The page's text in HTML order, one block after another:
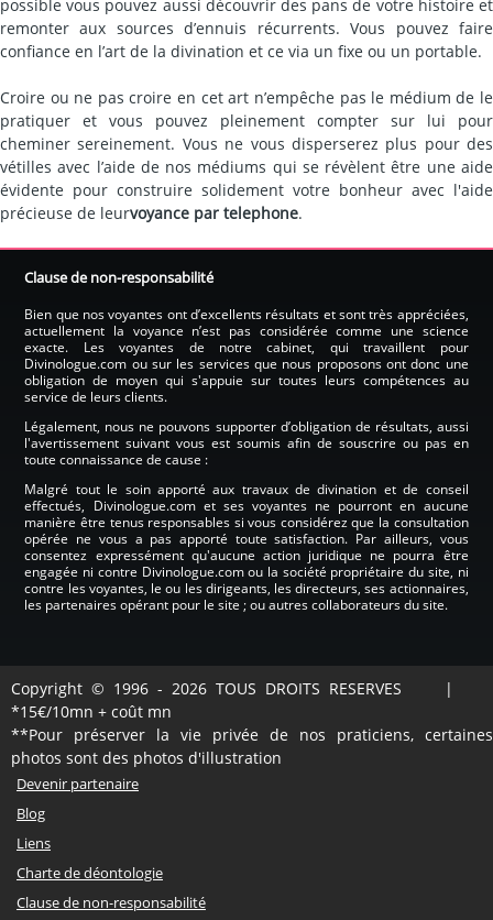
possible vous pouvez aussi découvrir des pans de votre histoire et
remonter aux sources d’ennuis récurrents. Vous pouvez faire
confiance en l’art de la divination et ce via un fixe ou un portable.
Croire ou ne pas croire en cet art n’empêche pas le médium de le
pratiquer et vous pouvez pleinement compter sur lui pour
cheminer sereinement. Vous ne vous disperserez plus pour des
vétilles avec l’aide de nos médiums qui se révèlent être une aide
évidente pour construire solidement votre bonheur avec l'aide
précieuse de leurvoyance par telephone.
Clause de non-responsabilité
Bien que nos voyantes ont d’excellents résultats et sont très appréciées,
actuellement la voyance n’est pas considérée comme une science
exacte. Les voyantes de notre cabinet, qui travaillent pour
Divinologue.com ou sur les services que nous proposons ont donc une
obligation de moyen qui s'appuie sur toutes leurs compétences au
service de leurs clients.
Légalement, nous ne pouvons supporter d’obligation de résultats, aussi
l'avertissement suivant vous est soumis afin de souscrire ou pas en
toute connaissance de cause :
Malgré tout le soin apporté aux travaux de divination et de conseil
effectués, Divinologue.com et ses voyantes ne pourront en aucune
manière être tenus responsables si vous considérez que la consultation
opérée ne vous a pas apporté toute satisfaction. Par ailleurs, vous
consentez expressément qu'aucune action juridique ne pourra être
engagée ni contre Divinologue.com ou la société propriétaire du site, ni
contre les voyantes, le ou les dirigeants, les directeurs, ses actionnaires,
les partenaires opérant pour le site ; ou autres collaborateurs du site.
Copyright © 1996 - 2026 TOUS DROITS RESERVES |
*15€/10mn + coût mn
**Pour préserver la vie privée de nos praticiens, certaines
photos sont des photos d'illustration
Devenir partenaire
Blog
Liens
Charte de déontologie
Clause de non-responsabilité